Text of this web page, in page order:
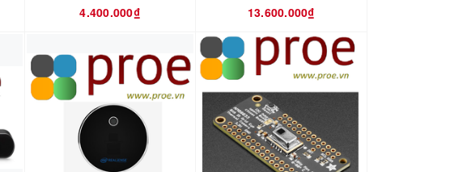
4.400.000₫
13.600.000₫